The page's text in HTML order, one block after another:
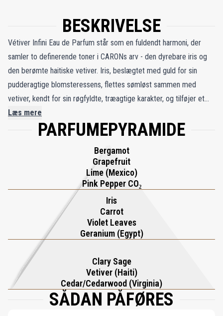
BESKRIVELSE
Vétiver Infini Eau de Parfum står som en fuldendt harmoni, der
samler to definerende toner i CARONs arv - den dyrebare iris og
den berømte haitiske vetiver. Iris, beslægtet med guld for sin
pudderagtige blomsteressens, flettes sømløst sammen med
vetiver, kendt for sin røgfyldte, træagtige karakter, og tilføjer et
moderne touch til CARONs palet. Denne lugterejse begynder med
en funklende ouverture af bergamot, grapefrugt og mexicansk sød
​​iris og vetiver folder sig elegant ud på huden, deres synergi
beriget med pudderagtige violette blade og den træagtige
sofistikering af cedertræ. Klassisk møder moderne i denne
komposition, hvor ynde fletter sig sammen med styrke og skaber
en langvarig olfaktorisk symfoni, der viser dens enestående
kvalitet af ingredienserne. Vétiver Infini overskrider blot at være en
duft; det er en autentisk kreation, der afgiver en fængslende aura,
der inkarnerer essensen af ​​CARONs forpligtelse til tidløs elegance.
Læs mere
PARFUMEPYRAMIDE
Bergamot
Grapefruit
Lime (Mexico)
Pink Pepper CO₂
Iris
Carrot
Violet Leaves
Geranium (Egypt)
Clary Sage
Vetiver (Haiti)
Cedar/Cedarwood (Virginia)
SÅDAN PÅFØRES